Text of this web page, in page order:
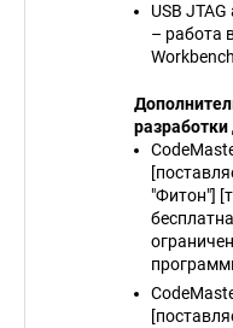
USB
– работа
"Фитон"]